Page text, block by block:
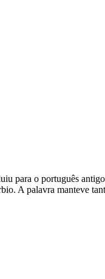
para o português
A palavra manteve